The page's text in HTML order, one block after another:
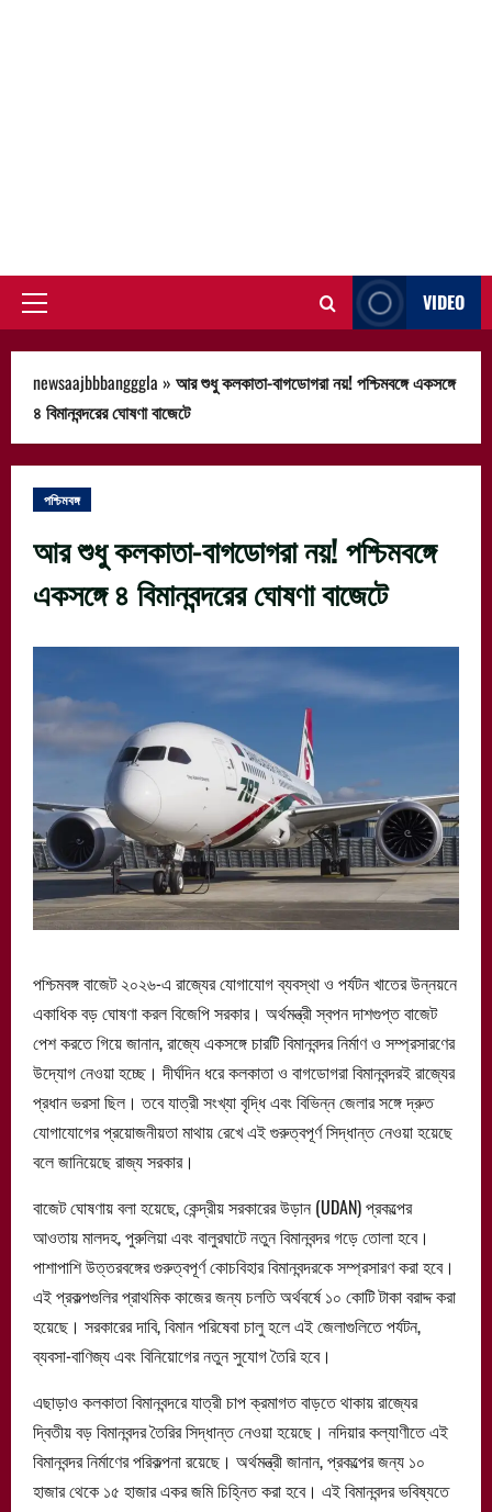
Primary
VIDEO
newsaajbbbangggla » আর শুধু কলকাতা-বাগডোগরা নয়! পশ্চিমবঙ্গে একসঙ্গে
৪ বিমানবন্দরের ঘোষণা বাজেটে
পশ্চিমবঙ্গ
আর শুধু কলকাতা-বাগডোগরা নয়! পশ্চিমবঙ্গে
একসঙ্গে ৪ বিমানবন্দরের ঘোষণা বাজেটে
পশ্চিমবঙ্গ বাজেট ২০২৬-এ রাজ্যের যোগাযোগ ব্যবস্থা ও পর্যটন খাতের উন্নয়নে
একাধিক বড় ঘোষণা করল বিজেপি সরকার। অর্থমন্ত্রী স্বপন দাশগুপ্ত বাজেট
পেশ করতে গিয়ে জানান, রাজ্যে একসঙ্গে চারটি বিমানবন্দর নির্মাণ ও সম্প্রসারণের
উদ্যোগ নেওয়া হচ্ছে। দীর্ঘদিন ধরে কলকাতা ও বাগডোগরা বিমানবন্দরই রাজ্যের
প্রধান ভরসা ছিল। তবে যাত্রী সংখ্যা বৃদ্ধি এবং বিভিন্ন জেলার সঙ্গে দ্রুত
যোগাযোগের প্রয়োজনীয়তা মাথায় রেখে এই গুরুত্বপূর্ণ সিদ্ধান্ত নেওয়া হয়েছে
বলে জানিয়েছে রাজ্য সরকার।
বাজেট ঘোষণায় বলা হয়েছে, কেন্দ্রীয় সরকারের উড়ান (UDAN) প্রকল্পের
আওতায় মালদহ, পুরুলিয়া এবং বালুরঘাটে নতুন বিমানবন্দর গড়ে তোলা হবে।
পাশাপাশি উত্তরবঙ্গের গুরুত্বপূর্ণ কোচবিহার বিমানবন্দরকে সম্প্রসারণ করা হবে।
এই প্রকল্পগুলির প্রাথমিক কাজের জন্য চলতি অর্থবর্ষে ১০ কোটি টাকা বরাদ্দ করা
হয়েছে। সরকারের দাবি, বিমান পরিষেবা চালু হলে এই জেলাগুলিতে পর্যটন,
ব্যবসা-বাণিজ্য এবং বিনিয়োগের নতুন সুযোগ তৈরি হবে।
এছাড়াও কলকাতা বিমানবন্দরে যাত্রী চাপ ক্রমাগত বাড়তে থাকায় রাজ্যের
দ্বিতীয় বড় বিমানবন্দর তৈরির সিদ্ধান্ত নেওয়া হয়েছে। নদিয়ার কল্যাণীতে এই
বিমানবন্দর নির্মাণের পরিকল্পনা রয়েছে। অর্থমন্ত্রী জানান, প্রকল্পের জন্য ১০
হাজার থেকে ১৫ হাজার একর জমি চিহ্নিত করা হবে। এই বিমানবন্দর ভবিষ্যতে